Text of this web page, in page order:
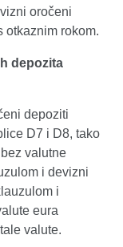
oročeni
otkaznim rokom.
depozita
depoziti
D7 i D8, tako
valutne
i devizni
i
eura
valute.